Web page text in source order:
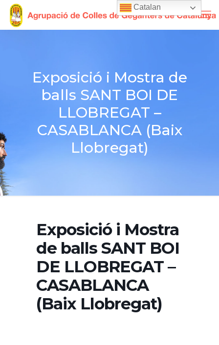
Exposició i Mostra de
balls SANT BOI DE
LLOBREGAT –
CASABLANCA (Baix
Llobregat)
Exposició i Mostra
de balls SANT BOI
DE LLOBREGAT –
CASABLANCA
(Baix Llobregat)
Catalan